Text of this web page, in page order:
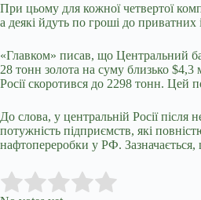
При цьому для кожної четвертої
а деякі йдуть по гроші до приватних
«Главком» писав, що Центральний
28 тонн золота на суму близько $4,3
Росії скоротився до 2298 тонн. Цей
До слова, у центральній Росії
потужність підприємств, які
нафтопереробки у РФ. Зазначається,
Rate this item: